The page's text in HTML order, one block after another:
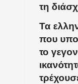
τη
Τα
που
το